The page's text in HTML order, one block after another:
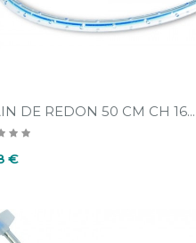
DE REDON 50 CM CH 16...
€